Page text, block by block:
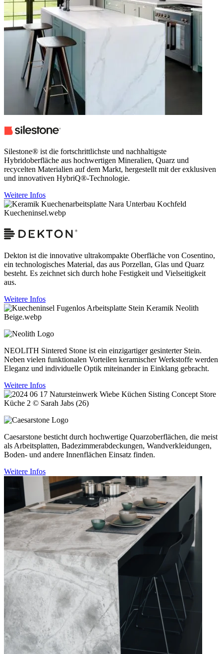
Silestone® ist die fortschrittlichste und nachhaltigste
Hybridoberfläche aus hochwertigen Mineralien, Quarz und
recycelten Materialien auf dem Markt, hergestellt mit der exklusiven
und innovativen HybriQ®-Technologie.
Weitere Infos
Dekton ist die innovative ultrakompakte Oberfläche von Cosentino,
ein technologisches Material, das aus Porzellan, Glas und Quarz
besteht. Es zeichnet sich durch hohe Festigkeit und Vielseitigkeit
aus.
Weitere Infos
NEOLITH Sintered Stone ist ein einzigartiger gesinterter Stein.
Neben vielen funktionalen Vorteilen keramischer Werkstoffe werden
Eleganz und individuelle Optik miteinander in Einklang gebracht.
Weitere Infos
Caesarstone besticht durch hochwertige Quarzoberflächen, die meist
als Arbeitsplatten, Badezimmerabdeckungen, Wandverkleidungen,
Boden- und andere Innenflächen Einsatz finden.
Weitere Infos